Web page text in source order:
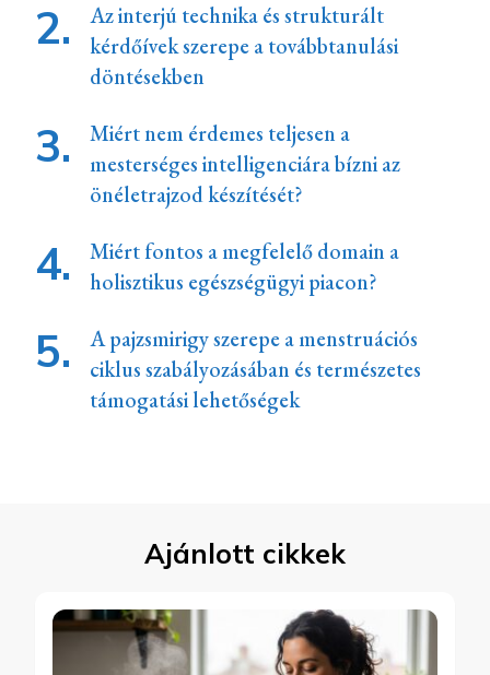
Az interjú technika és strukturált
kérdőívek szerepe a továbbtanulási
döntésekben
Miért nem érdemes teljesen a
mesterséges intelligenciára bízni az
önéletrajzod készítését?
Miért fontos a megfelelő domain a
holisztikus egészségügyi piacon?
A pajzsmirigy szerepe a menstruációs
ciklus szabályozásában és természetes
támogatási lehetőségek
Ajánlott cikkek